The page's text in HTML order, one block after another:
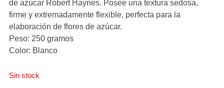
de azúcar Robert Haynes. Posee una textura sedosa,
firme y extremadamente flexible, perfecta para la
elaboración de flores de azúcar.
Peso: 250 gramos
Color: Blanco
Sin stock